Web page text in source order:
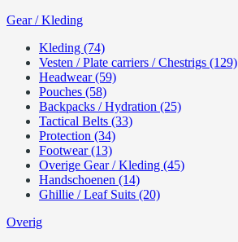
Gear / Kleding
Kleding (74)
Vesten / Plate carriers / Chestrigs (129)
Headwear (59)
Pouches (58)
Backpacks / Hydration (25)
Tactical Belts (33)
Protection (34)
Footwear (13)
Overige Gear / Kleding (45)
Handschoenen (14)
Ghillie / Leaf Suits (20)
Overig